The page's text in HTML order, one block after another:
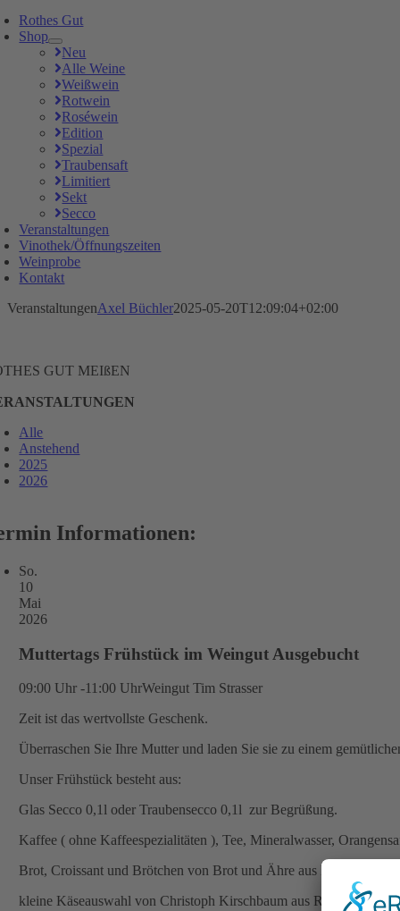
Rothes Gut
Shop
Neu
Alle Weine
Weißwein
Rotwein
Roséwein
Edition
Spezial
Traubensaft
Limitiert
Sekt
Secco
Veranstaltungen
Vinothek/Öffnungszeiten
Weinprobe
Kontakt
VeranstaltungenAxel Büchler2025-05-20T12:09:04+02:00
GUT MEIßEN
Alle
Anstehend
2025
2026
Informationen:
So.
10
Mai
2026
Muttertags Frühstück im Weingut Ausgebucht
09:00 Uhr -11:00 UhrWeingut Tim Strasser
Zeit ist das wertvollste Geschenk.
Überraschen Sie Ihre Mutter und laden Sie sie zu einem
Unser Frühstück besteht aus:
Glas Secco 0,1l oder Traubensecco 0,1l zur Begrüßung.
Kaffee ( ohne Kaffeespezialitäten ), Tee, Mineralwasser,
Brot, Croissant und Brötchen von Brot und Ähre aus Meißen und
kleine Käseauswahl von Christoph Kirschbaum aus Roßwein